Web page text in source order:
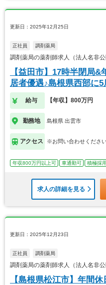
更新日：2025年12月25日
正社員 調剤薬局
調剤薬局の薬剤師求人（法人名非
【益田市】17時半閉局
居者優遇♪島根県西部に5
給与 【年収】800万円
勤務地 島根県 出雲市
アクセス ※お問い合わせくださ
年収800万円以上可 車通勤可 積極採
求人の詳細を見る
更新日：2025年12月23日
正社員 調剤薬局
調剤薬局の薬剤師求人（法人名非
【島根県松江市】年間